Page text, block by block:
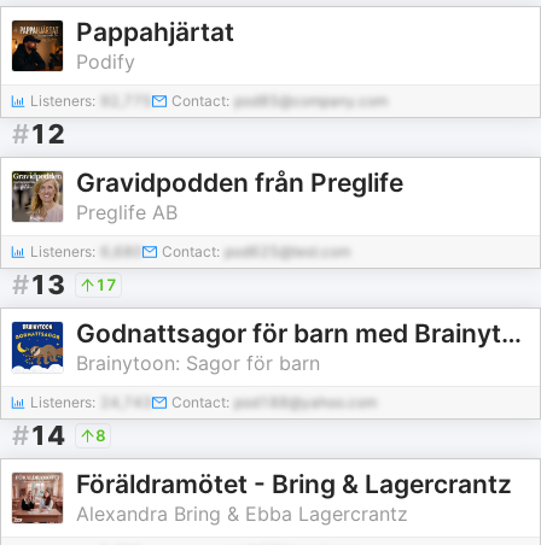
Pappahjärtat
Podify
Listeners: Contact: pod85@company.com
#12
Gravidpodden från Preglife
Preglife AB
Listeners: Contact: pod625@test.com
#13 17
Godnattsagor för barn med Brainytoon
Brainytoon: Sagor för barn
Listeners: Contact: pod188@yahoo.com
#14 8
Föräldramötet - Bring & Lagercrantz
Alexandra Bring & Ebba Lagercrantz